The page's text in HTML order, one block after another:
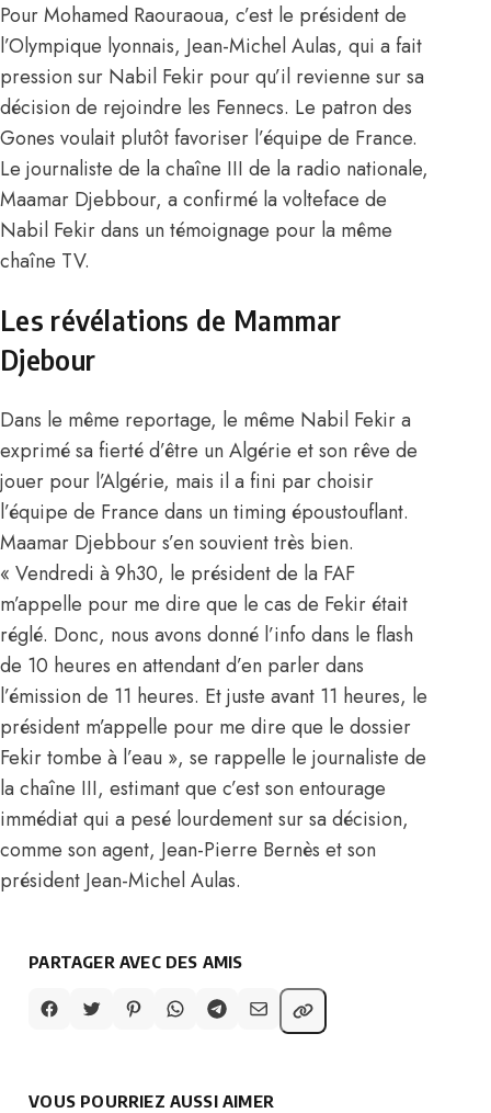
Pour Mohamed Raouraoua, c’est le président de
l’Olympique lyonnais, Jean-Michel Aulas, qui a fait
pression sur Nabil Fekir pour qu’il revienne sur sa
décision de rejoindre les Fennecs. Le patron des
Gones voulait plutôt favoriser l’équipe de France.
Le journaliste de la chaîne III de la radio nationale,
Maamar Djebbour, a confirmé la volteface de
Nabil Fekirdans un témoignage pour la même
chaîne TV.
Les révélations de Mammar
Djebour
Dans le même reportage, le même Nabil Fekir a
exprimé sa fierté d’être un Algérie et son rêve de
jouer pour l’Algérie, mais il a fini par choisir
l’équipe de France dans un timing époustouflant.
Maamar Djebbour s’en souvient très bien.
« Vendredi à 9h30, le président de la FAF
m’appelle pour me dire que le cas de Fekir était
réglé. Donc, nous avons donné l’info dans le flash
de 10 heures en attendant d’en parler dans
l’émission de 11 heures. Et juste avant 11 heures, le
président m’appelle pour me dire que le dossier
Fekir tombe à l’eau », se rappelle le journaliste de
la chaîne III, estimant que c’est son entourage
immédiat qui a pesé lourdement sur sa décision,
comme son agent, Jean-Pierre Bernès et son
président Jean-Michel Aulas.
PARTAGER AVEC DES AMIS
VOUS POURRIEZ AUSSI AIMER